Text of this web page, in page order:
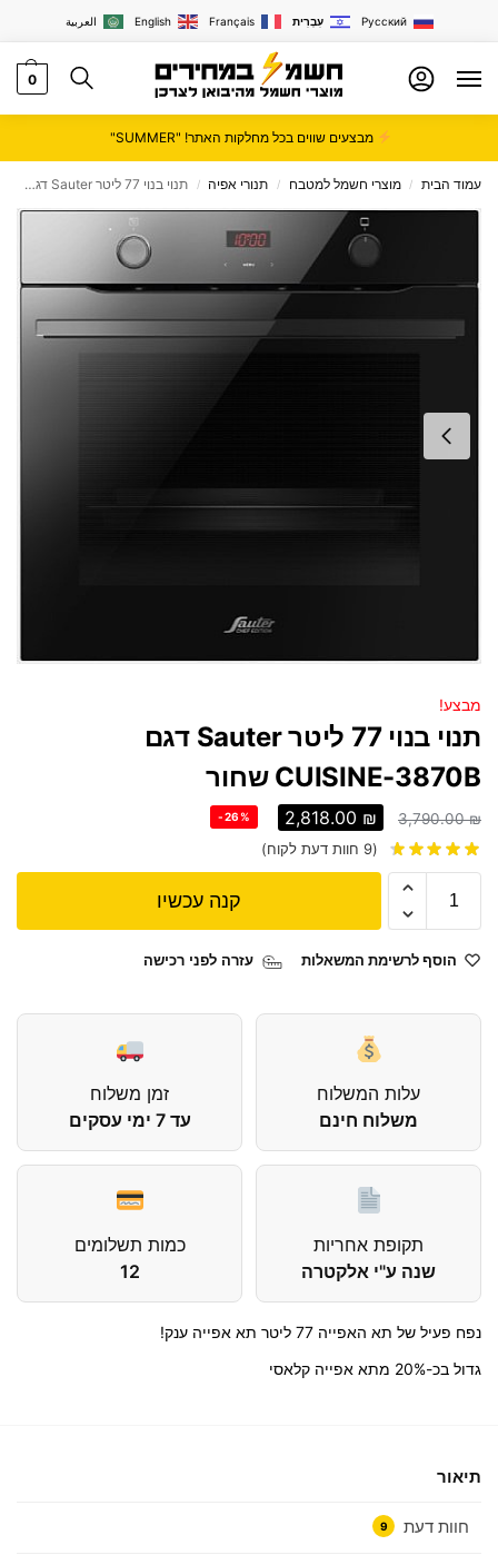
العربية English Français עִבְרִית Русский
0
מבצעים שווים בכל מחלקות האתר! "SUMMER"
עמוד הבית / מוצרי חשמל למטבח / תנורי אפיה / תנוי בנוי 77 ליטר Sauter דגם CUISINE-3870B שחור
מבצע!
תנוי בנוי 77 ליטר Sauter דגם
CUISINE-3870B שחור
3,790.00₪
2,818.00 ₪
-26%
(
9 חוות דעת לקוח)
קנה עכשיו
הוסף לרשימת המשאלות עזרה לפני רכישה
עלות המשלוח
משלוח חינם
זמן משלוח
עד 7 ימי עסקים
תקופת אחריות
שנה ע"י אלקטרה
כמות תשלומים
12
נפח פעיל של תא האפייה 77 ליטר תא אפייה ענק!
גדול בכ-20% מתא אפייה קלאסי
תיאור
חוות דעת 9